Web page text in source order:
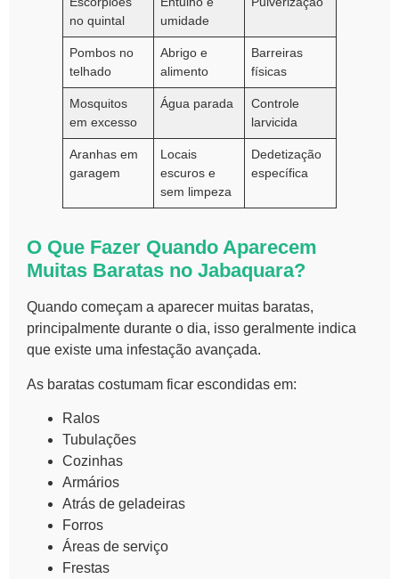
no quintal
umidade
Pombos no
telhado
Abrigo e
alimento
Barreiras
físicas
Mosquitos
em excesso
Água parada
Controle
larvicida
Aranhas em
garagem
Locais
escuros e
sem limpeza
Dedetização
específica
O Que Fazer Quando Aparecem
Muitas Baratas no Jabaquara?
Quando começam a aparecer muitas baratas,
principalmente durante o dia, isso geralmente indica
que existe uma infestação avançada.
As baratas costumam ficar escondidas em:
Ralos
Tubulações
Cozinhas
Armários
Atrás de geladeiras
Forros
Áreas de serviço
Frestas